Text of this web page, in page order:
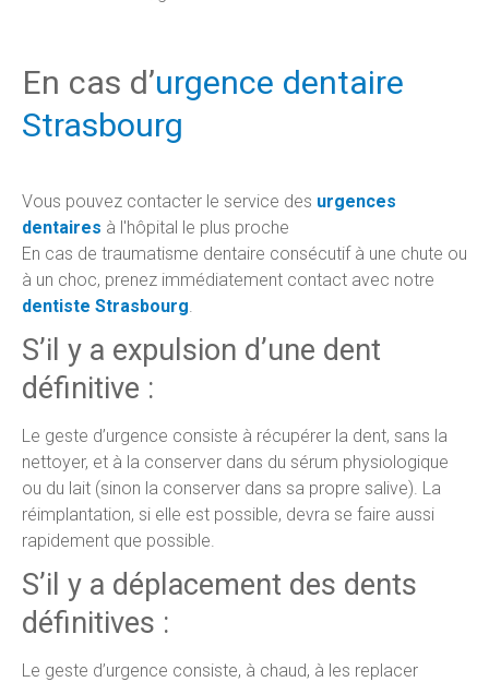
En cas d’urgence dentaire
Strasbourg
Vous pouvez contacter le service des urgences
dentaires à l'hôpital le plus proche
En cas de traumatisme dentaire consécutif à une chute ou
à un choc, prenez immédiatement contact avec notre
dentiste Strasbourg.
S’il y a expulsion d’une dent
définitive :
Le geste d’urgence consiste à récupérer la dent, sans la
nettoyer, et à la conserver dans du sérum physiologique
ou du lait (sinon la conserver dans sa propre salive). La
réimplantation, si elle est possible, devra se faire aussi
rapidement que possible.
S’il y a déplacement des dents
définitives :
Le geste d’urgence consiste, à chaud, à les replacer